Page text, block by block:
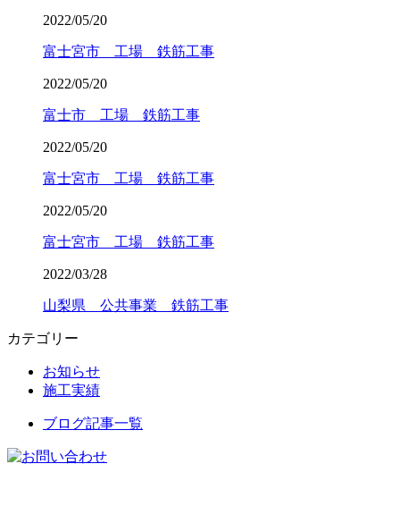
2022/05/20
富士宮市 工場 鉄筋工事
2022/05/20
富士市 工場 鉄筋工事
2022/05/20
富士宮市 工場 鉄筋工事
2022/05/20
富士宮市 工場 鉄筋工事
2022/03/28
山梨県 公共事業 鉄筋工事
カテゴリー
お知らせ
施工実績
ブログ記事一覧